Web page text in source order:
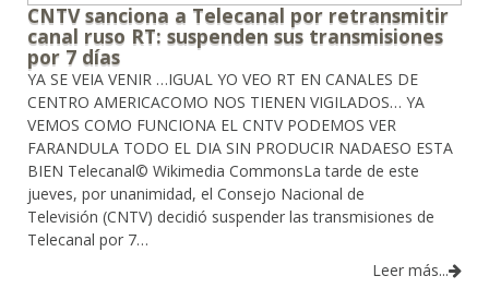
CNTV sanciona a Telecanal por retransmitir
canal ruso RT: suspenden sus transmisiones
por 7 días
YA SE VEIA VENIR …IGUAL YO VEO RT EN CANALES DE
CENTRO AMERICACOMO NOS TIENEN VIGILADOS… YA
VEMOS COMO FUNCIONA EL CNTV PODEMOS VER
FARANDULA TODO EL DIA SIN PRODUCIR NADAESO ESTA
BIEN Telecanal© Wikimedia CommonsLa tarde de este
jueves, por unanimidad, el Consejo Nacional de
Televisión (CNTV) decidió suspender las transmisiones de
Telecanal por 7…
Leer más...